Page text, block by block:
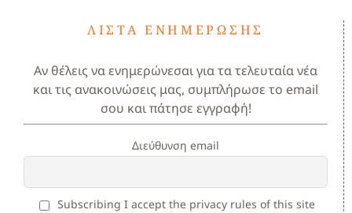
ΛΊΣΤΑ ΕΝΗΜΈΡΩΣΗΣ
Αν θέλεις να ενημερώνεσαι για τα τελευταία νέα
και τις ανακοινώσεις μας, συμπλήρωσε το email
σου και πάτησε εγγραφή!
Διεύθυνση email
Subscribing I accept the privacy rules of this site